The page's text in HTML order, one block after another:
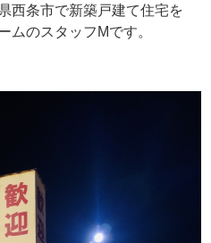
西条市で新築戸建て住宅を
ムのスタッフMです。